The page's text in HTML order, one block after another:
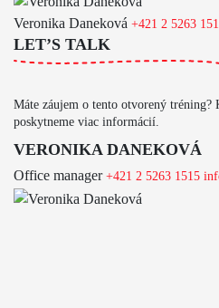
Veronika Daneková +421 2 5263
LET’S TALK
Máte záujem o tento otvorený tréning?
poskytneme viac informácií.
VERONIKA DANEKOVÁ
Office manager +421 2 5263 1515